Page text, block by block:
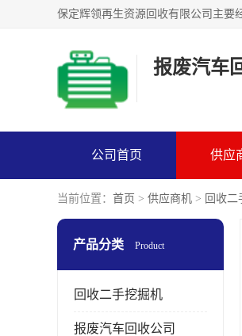
报废汽车
公司首页 供应
当前位置： 首页 > 供应商机 > 回收
产品分类 Product
回收二手挖掘机
报废汽车回收公司